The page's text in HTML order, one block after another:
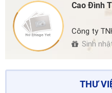
Cao Đình
Công ty
Sinh
THƯ